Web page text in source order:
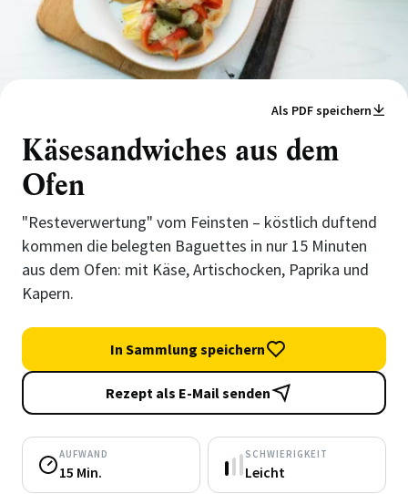
Als PDF speichern
Käsesandwiches aus dem
Ofen
"Resteverwertung" vom Feinsten – köstlich duftend
kommen die belegten Baguettes in nur 15 Minuten
aus dem Ofen: mit Käse, Artischocken, Paprika und
Kapern.
In Sammlung speichern
Rezept als E-Mail senden
AUFWAND
15 Min.
SCHWIERIGKEIT
Leicht